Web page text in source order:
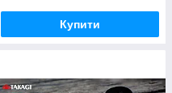
Купити